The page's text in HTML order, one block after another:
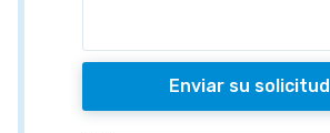
Enviar su solicitud